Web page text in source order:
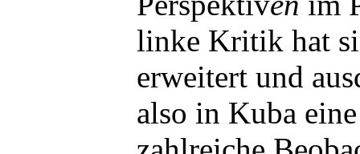
linke Kritik hat
erweitert und
also in Kuba